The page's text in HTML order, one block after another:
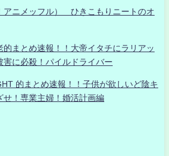
アニメッフル） ひきこもりニートのオ
的まとめ速報！！大帝イタチにラリアッ
害に必殺！パイルドライバー
的まとめ速報！！子供が欲しいど陰キ
せ！専業主婦！婚活計画編